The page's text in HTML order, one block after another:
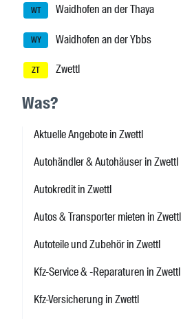
WT Waidhofen an der Thaya
WY Waidhofen an der Ybbs
ZT Zwettl
Was?
Aktuelle Angebote in Zwettl
Autohändler & Autohäuser in Zwettl
Autokredit in Zwettl
Autos & Transporter mieten in Zwettl
Autoteile und Zubehör in Zwettl
Kfz-Service & -Reparaturen in Zwettl
Kfz-Versicherung in Zwettl